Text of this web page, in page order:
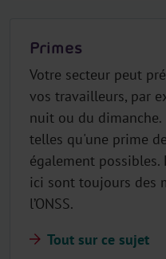
Primes
Votre secteur peut
vos travailleurs, par
nuit ou du dimanche.
telles qu'une prime
également possibles.
ici sont toujours des
l’ONSS.
Tout sur ce sujet